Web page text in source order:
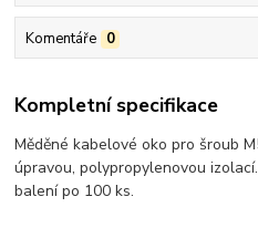
Komentáře 0
Kompletní specifikace
Měděné kabelové oko pro šroub
úpravou, polypropylenovou
balení po 100 ks.